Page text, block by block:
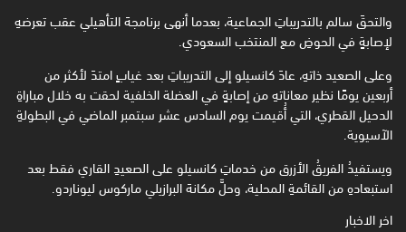
والتحقَ سالم بالتدريباتِ الجماعية، بعدما أنهى برنامجهَ التأهيلي عقب تعرضهِ
لإصابةٍ في الحوضِ مع المنتخب ‏السعودي.‏
وعلى الصعيد ذاتهِ، عادَ كانسيلو إلى التدريباتِ بعد غيابٍ امتدَ لأكثر من
أربعين يومًا نظير معاناتهِ من إصابةٍ في ‏العضلة الخلفية لحقت به خلال مباراةِ
الدحيل القطري، التي أُقيمت يوم السادس عشر سبتمبر الماضي في البطولةِ
‏الآسيوية.‏
ويستفيدُ الفريقُ الأزرق من خدماتِ كانسيلو على الصعيدِ القاري فقط بعد
استبعادهِ من القائمةِ المحلية، وحلَّ مكانهَ ‏البرازيلي ماركوس ليوناردو.‏
اخر الاخبار